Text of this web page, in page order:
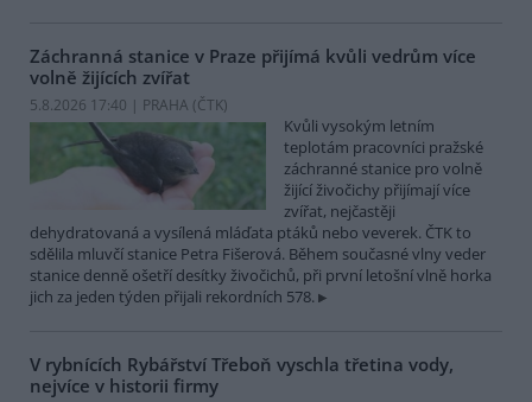
Záchranná stanice v Praze přijímá kvůli vedrům více
volně žijících zvířat
5.8.2026 17:40 | PRAHA (ČTK)
Kvůli vysokým letním
teplotám pracovníci pražské
záchranné stanice pro volně
žijící živočichy přijímají více
zvířat, nejčastěji
dehydratovaná a vysílená mláďata ptáků nebo veverek. ČTK to
sdělila mluvčí stanice Petra Fišerová. Během současné vlny veder
stanice denně ošetří desítky živočichů, při první letošní vlně horka
jich za jeden týden přijali rekordních 578.
V rybnících Rybářství Třeboň vyschla třetina vody,
nejvíce v historii firmy